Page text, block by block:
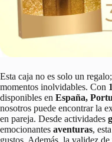
Esta caja no es solo un
momentos inolvidables. Con
disponibles en España,
nosotros puede encontrar la
en pareja. Desde actividades
emocionantes aventuras,
gustos. Además, la validez de